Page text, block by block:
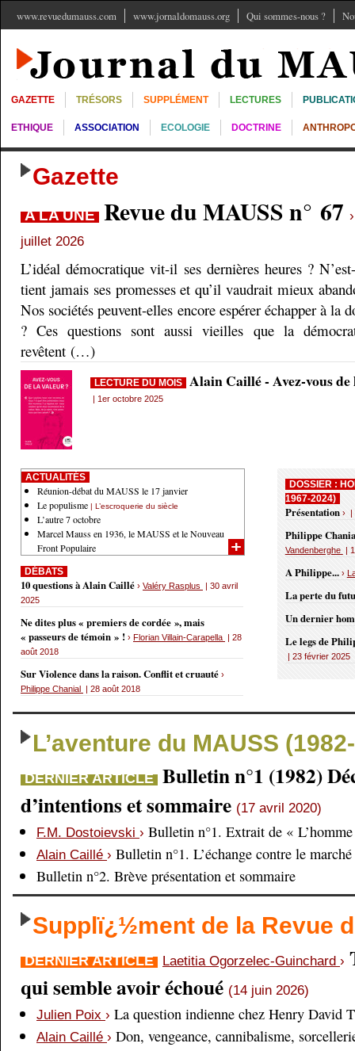
www.revuedumauss.com www.jornaldomauss.org Qui sommes-nous ?
GAZETTE TRÉSORS SUPPLÉMENT LECTURES
ETHIQUE ASSOCIATION ECOLOGIE DOCTRINE
Gazette
A LA UNE Revue du MAUSS n° 67
juillet 2026
L’idéal démocratique vit-il ses dernières heures ?
tient jamais ses promesses et qu’il vaudrait mieux
Nos sociétés peuvent-elles encore espérer échapper à la
? Ces questions sont aussi vieilles que la
revêtent (…)
LECTURE DU MOIS Alain Caillé - Avez-vous
| 1er octobre 2025
DOSSIER :
1967-2024)
Présentation › |
Philippe
Vandenberghe |
A Philippe... ›
La perte du
Un dernier
Le legs de
| 23 février 2025
ACTUALITÉS
Réunion-débat du MAUSS le 17 janvier
Le populisme | L’escroquerie du siècle
L’autre 7 octobre
Marcel Mauss en 1936, le MAUSS et le Nouveau
Front Populaire
DÉBATS
10 questions à Alain Caillé › Valéry Rasplus
| 30 avril
2025
Ne dites plus « premiers de cordée », mais
« passeurs de témoin » ! › Florian Villain-Carapella | 28
août 2018
Sur Violence dans la raison. Conflit et cruauté ›
Philippe Chanial | 28 août 2018
L’aventure du MAUSS
DERNIER ARTICLE Bulletin n°1 (1982)
d’intentions et sommaire (17 avril 2020)
F.M. Dostoievski › Bulletin n°1. Extrait de «
Alain Caillé › Bulletin n°1. L’échange contre le marché
Bulletin n°2. Brève présentation et sommaire
Supplï¿½ment de la Revue
DERNIER ARTICLE Laetitia Ogorzelec-Guinchard ›
qui semble avoir échoué (14 juin 2026)
Julien Poix › La question indienne chez Henry David
Alain Caillé › Don, vengeance, cannibalisme,